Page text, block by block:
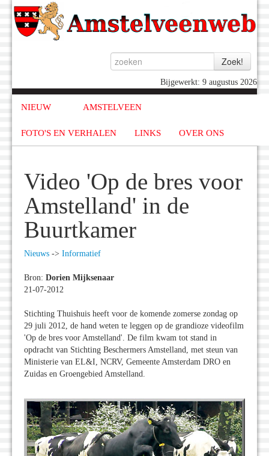
Bijgewerkt: 9 augustus 2026
NIEUW AMSTELVEEN
FOTO'S EN VERHALEN LINKS OVER ONS
Video 'Op de bres voor
Amstelland' in de
Buurtkamer
Nieuws -> Informatief
Bron: Dorien Mijksenaar
21-07-2012
Stichting Thuishuis heeft voor de komende zomerse zondag op
29 juli 2012, de hand weten te leggen op de grandioze videofilm
'Op de bres voor Amstelland'. De film kwam tot stand in
opdracht van Stichting Beschermers Amstelland, met steun van
Ministerie van EL&I, NCRV, Gemeente Amsterdam DRO en
Zuidas en Groengebied Amstelland.